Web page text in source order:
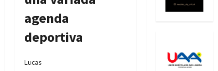
agenda
deportiva
Lucas